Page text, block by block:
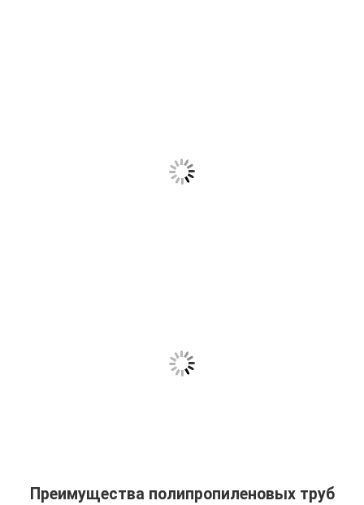
Преимущества полипропиленовых труб